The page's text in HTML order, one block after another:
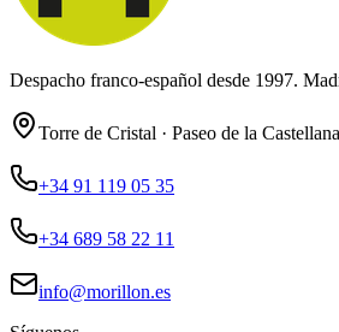
Despacho franco-español desde 1997.
Torre de Cristal · Paseo de la
+34 91 119 05 35
+34 689 58 22 11
info@morillon.es